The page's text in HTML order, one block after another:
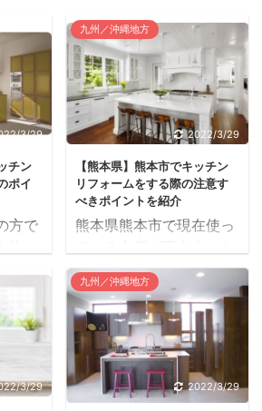
3/29
チン
ポイ
方で
？
フォ
スペ
も十
納得
かど
依頼
九州／沖縄地方
2022/3/29
【熊本県】熊本市でキッチン
リフォームをする際の注意す
べきポイントを紹介
熊本県熊本市で現在使っ
っているという家庭はあ
りませんか？ 熊本市内外
のリフォーム業者の中に
は、キッチンの工事に対
応しているところもたく
さんあります。 その中で
もどの業者を選べばよい
3/29
九州／沖縄地方
2022/3/29